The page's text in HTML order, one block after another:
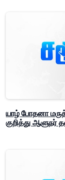
யாழ் போதனா
குறித்து